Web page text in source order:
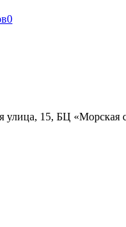
0
улица, 15, БЦ «Морская